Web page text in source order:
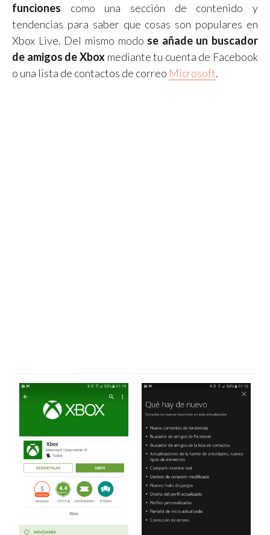
funciones como una sección de contenido y
tendencias para saber que cosas son populares en
Xbox Live. Del mismo modo se añade un buscador
de amigos de Xbox mediante tu cuenta de Facebook
o una lista de contactos de correo Microsoft.